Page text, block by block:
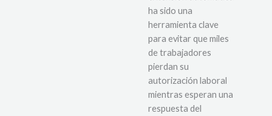
ha sido una
herramienta clave
para evitar que miles
de trabajadores
pierdan su
autorización laboral
mientras esperan una
respuesta del